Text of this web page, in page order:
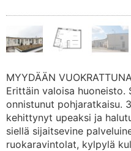
MYYDÄÄN
Erittäin valoisa huoneisto.
onnistunut pohjaratkaisu.
kehittynyt upeaksi ja
siellä sijaitsevine
ruokaravintolat, kylpylä